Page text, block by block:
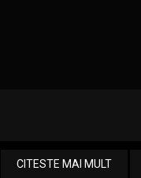
CITESTE MAI MULT